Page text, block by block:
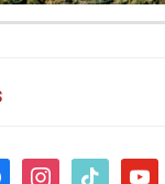
instagram
tiktok